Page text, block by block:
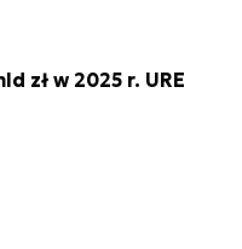
zł w 2025 r. URE